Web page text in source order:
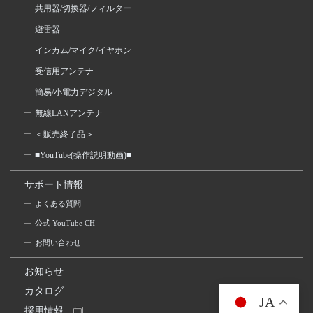
共用器/切換器/フィルター
避雷器
インカム/マイク/イヤホン
受信用アンテナ
簡易/小電力デジタル
無線LANアンテナ
＜販売終了品＞
■YouTube(操作説明動画)■
サポート情報
よくある質問
公式 YouTube CH
お問い合わせ
お知らせ
カタログ
採用情報
JA